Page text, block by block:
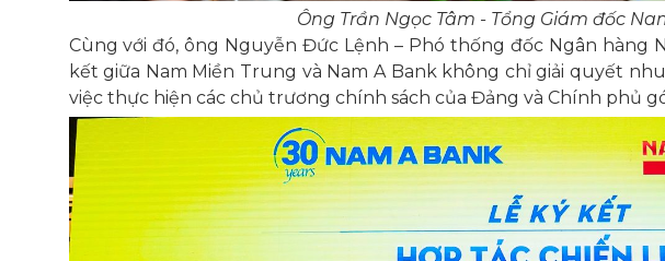
Ông Trần Ngọc Tâm - Tổng Giám đốc
Cùng với đó, ông Nguyễn Đức Lệnh – Phó thống đốc Ngân hàng
kết giữa Nam Miền Trung và Nam A Bank không chỉ giải quyết
việc thực hiện các chủ trương chính sách của Đảng và Chính phủ